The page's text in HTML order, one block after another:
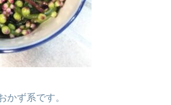
かず系です。